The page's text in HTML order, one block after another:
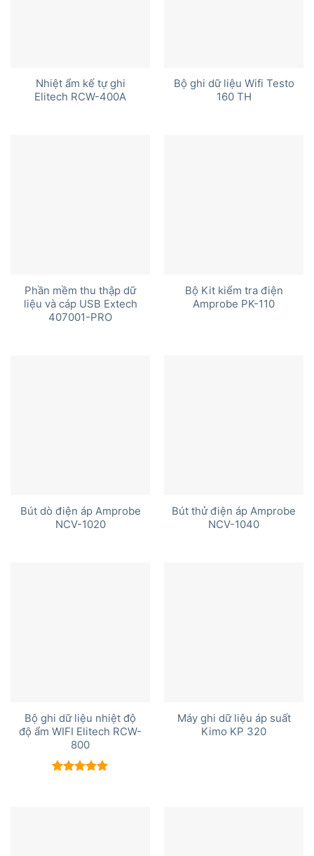
Nhiệt ẩm kế tự ghi
Elitech RCW-400A
Bộ ghi dữ liệu Wifi Testo
160 TH
Phần mềm thu thập dữ
liệu và cáp USB Extech
407001-PRO
Bộ Kit kiểm tra điện
Amprobe PK-110
Bút dò điện áp Amprobe
NCV-1020
Bút thử điện áp Amprobe
NCV-1040
Bộ ghi dữ liệu nhiệt độ
độ ẩm WIFI Elitech RCW-
800
Máy ghi dữ liệu áp suất
Kimo KP 320